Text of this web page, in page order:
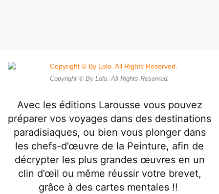
Copyright © By Lolo. All Rights Reserved.
Avec les éditions Larousse vous pouvez
préparer vos voyages dans des destinations
paradisiaques, ou bien vous plonger dans
les chefs-d’œuvre de la Peinture, afin de
décrypter les plus grandes œuvres en un
clin d’œil ou même réussir votre brevet,
grâce à des cartes mentales !!